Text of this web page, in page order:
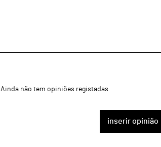
Ainda não tem opiniões registadas
inserir opinião